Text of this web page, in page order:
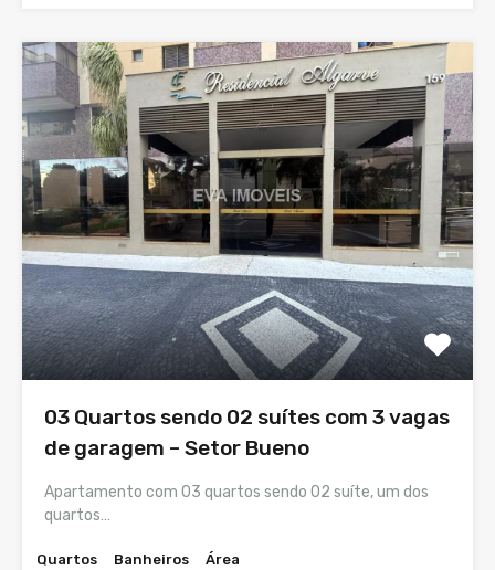
03 Quartos sendo 02 suítes com 3 vagas
de garagem – Setor Bueno
Apartamento com 03 quartos sendo 02 suíte, um dos
quartos…
Quartos
Banheiros
Área